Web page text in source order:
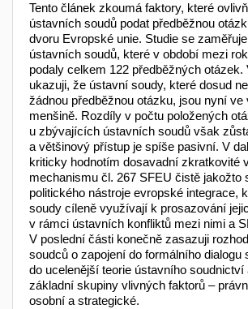
Tento článek zkoumá faktory, které
ústavních soudů podat předběžnou
dvoru Evropské unie. Studie se
ústavních soudů, které v období mezi
podaly celkem 122 předběžných otázek.
ukazuji, že ústavní soudy, které dosud
žádnou předběžnou otázku, jsou nyní ve
menšině. Rozdíly v počtu položených
u zbývajících ústavních soudů však
a většinový přístup je spíše pasivní. V
kriticky hodnotím dosavadní zkratkovité
mechanismu čl. 267 SFEU čistě jakožto
politického nástroje evropské integrace,
soudy cíleně využívají k prosazování
v rámci ústavních konfliktů mezi nimi a
V poslední části konečně zasazuji
soudců o zapojení do formálního dialogu
do ucelenější teorie ústavního soudnictví
základní skupiny vlivných faktorů –
osobní a strategické.